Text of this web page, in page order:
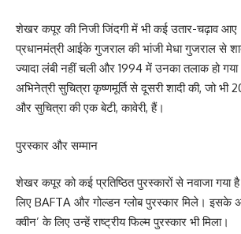
शेखर कपूर की निजी जिंदगी में भी कई उतार-चढ़ाव
प्रधानमंत्री आईके गुजराल की भांजी मेधा गुजराल से
ज्यादा लंबी नहीं चली और 1994 में उनका तलाक हो
अभिनेत्री सुचित्रा कृष्णमूर्ति से दूसरी शादी की, जो
और सुचित्रा की एक बेटी, कावेरी, हैं।
पुरस्कार और सम्मान
शेखर कपूर को कई प्रतिष्ठित पुरस्कारों से नवाजा गया
लिए BAFTA और गोल्डन ग्लोब पुरस्कार मिले। इसके
क्वीन’ के लिए उन्हें राष्ट्रीय फिल्म पुरस्कार भी मिला।